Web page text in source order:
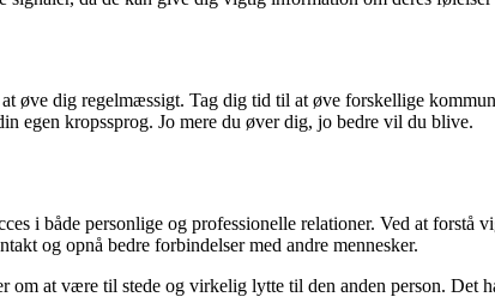
øve dig regelmæssigt. Tag dig tid til at øve forskellige
egen kropssprog. Jo mere du øver dig, jo bedre vil du blive.
i både personlige og professionelle relationer. Ved at
og opnå bedre forbindelser med andre mennesker.
om at være til stede og virkelig lytte til den anden person. Det